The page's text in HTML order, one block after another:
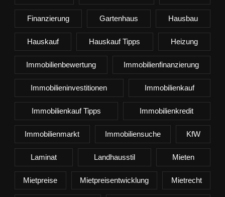
Finanzierung Gartenhaus Hausbau
Hauskauf Hauskauf Tipps Heizung
Immobilienbewertung Immobilienfinanzierung
Immobilieninvestitionen Immobilienkauf
Immobilienkauf Tipps Immobilienkredit
Immobilienmarkt Immobiliensuche KfW
Laminat Landhausstil Mieten
Mietpreise Mietpreisentwicklung Mietrecht